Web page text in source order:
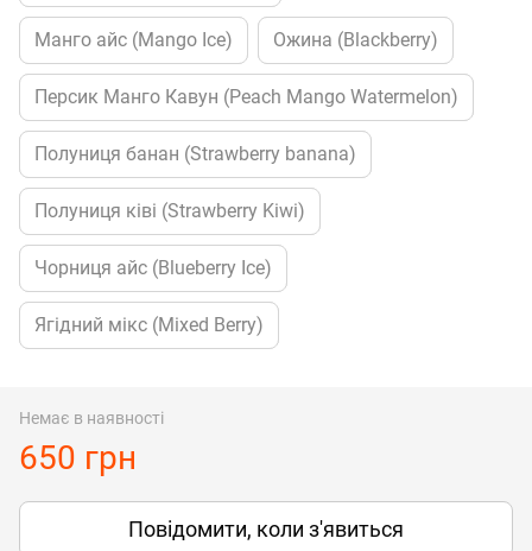
Манго айс (Mango Ice) Ожина (Blackberry)
Персик Манго Кавун (Peach Mango Watermelon)
Полуниця банан (Strawberry banana)
Полуниця ківі (Strawberry Kiwi)
Чорниця айс (Blueberry Ice)
Ягідний мікс (Mixed Berry)
Немає в наявності
650 грн
Повідомити, коли з'явиться